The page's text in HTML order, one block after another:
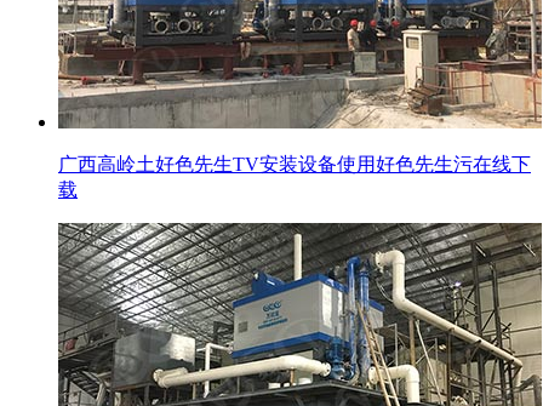
广西高岭土好色先生TV安装设备使用好色先生污在线下
载